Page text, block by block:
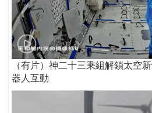
（有片）神二十三乘組解鎖太
器人互動